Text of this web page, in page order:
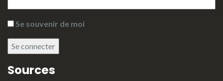
Se souvenir de moi
Se connecter
Sources